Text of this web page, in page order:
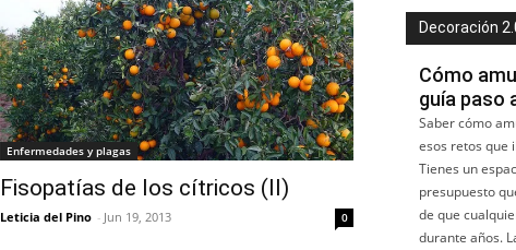
Enfermedades y plagas
Fisopatías de los cítricos (II)
Leticia del Pino - Jun 19, 2013 0
Decoración
Cómo
guía paso
Saber cómo
esos retos que
Tienes un
presupuesto
de que
durante años.